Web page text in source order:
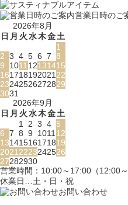
営業日時のご
2026年8月
日 月 火水木金土
1
2 3 4 5 6 7 8
9
101112131415
16171819202122
23242526272829
3031
2026年9月
日 月 火水木金土
1 2 3 4 5
6 7 8 9 101112
13141516171819
20212223242526
27282930
営業時間：10:00～17:00（12:00
休業日…土・日・祝
お問い合わせ